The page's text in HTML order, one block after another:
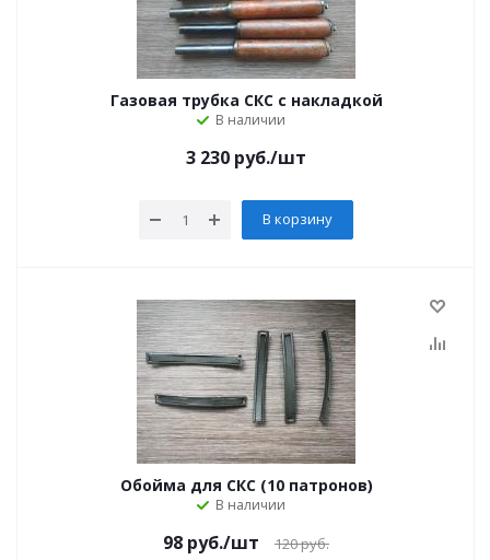
Газовая трубка СКС с накладкой
В наличии
3 230 руб./шт
В корзину
Обойма для СКС (10 патронов)
В наличии
98 руб./шт 120руб.